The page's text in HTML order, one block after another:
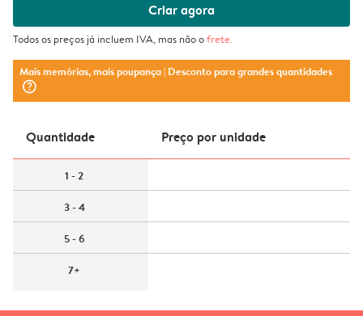
Criar agora
Todos os preços já incluem IVA, mas não ofrete.
Mais memórias, mais poupança| Desconto para grandes quantidades
question_mark_circle
Quantidade Preço por unidade
1 - 2
3 - 4
5 - 6
7+